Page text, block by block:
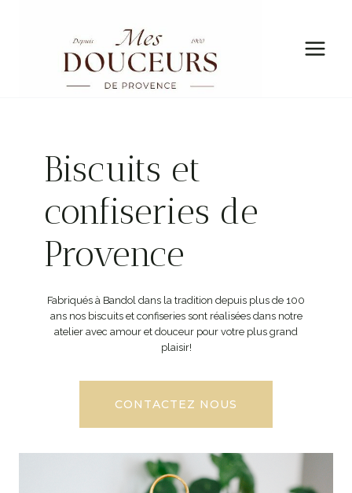
Biscuits et
confiseries de
Provence
Fabriqués à Bandol dans la tradition depuis plus de 100
ans nos biscuits et confiseries sont réalisées dans notre
atelier avec amour et douceur pour votre plus grand
plaisir!
CONTACTEZ NOUS